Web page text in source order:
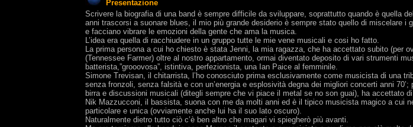
Presentazione
Scrivere la biografia di una band è sempre difficile da sviluppare, soprattutto quando è quella
anni trascorsi a suonare blues, il mio più grande desiderio è sempre stato quello di miscelare
e facciano vibrare le emozioni della gente che ama la musica.
L’idea era quella di racchiudere in un gruppo tutte le mie vene musicali e cosi ho fatto.
La prima persona a cui ho chiesto è stata Jenni, la mia ragazza, che ha accettato subito (per
(Tennessee Farmer) oltre al nostro appartamento, ormai diventato deposito di vari strumenti
batterista,”grooovosa”, istintiva, perfezionista, una Ian Paice al femminile.
Simone Trevisan, il chitarrista, l’ho conosciuto prima esclusivamente come musicista di una
senza fronzoli, senza falsità e con un’energia e esplosività degna dei migliori concerti anni
birra e discussioni musicali (ditegli sempre che vi piace il metal se no son guai), ha accettato
Nik Mazzucconi, il bassista, suona con me da molti anni ed è il tipico musicista magico a cui
particolare e unica (ovviamente anche lui ha il suo lato oscuro).
Naturalmente dietro tutto ciò c’è ben altro che magari vi spiegherò più avanti.